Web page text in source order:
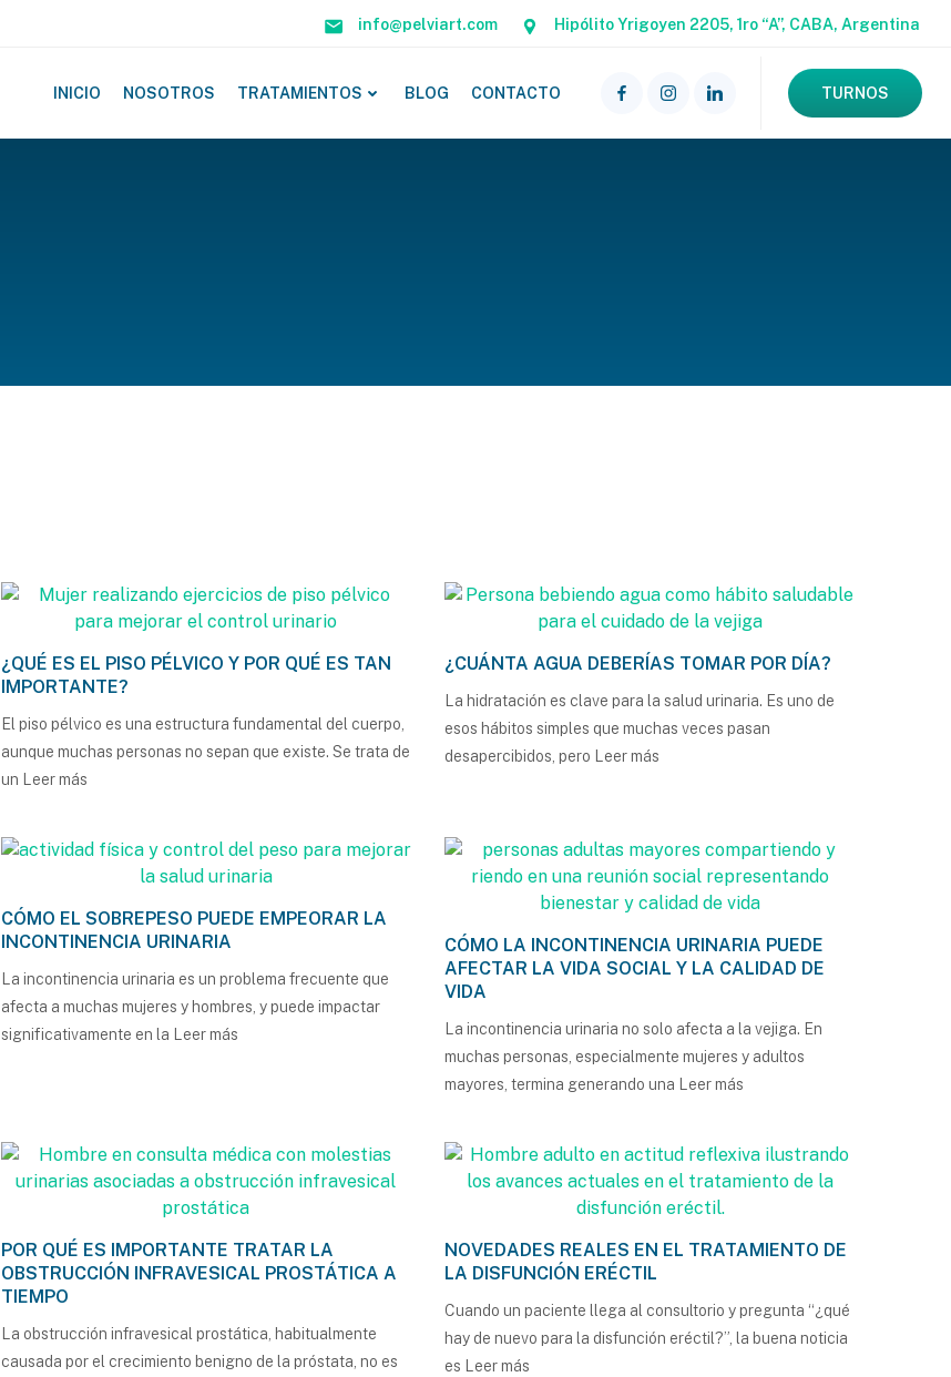
info@pelviart.com Hipólito Yrigoyen 2205, 1ro “A”, CABA, Argentina
INICIO NOSOTROS TRATAMIENTOS BLOG CONTACTO TURNOS
¿QUÉ ES EL PISO PÉLVICO Y POR QUÉ ES TAN
IMPORTANTE?
El piso pélvico es una estructura fundamental del cuerpo,
aunque muchas personas no sepan que existe. Se trata de
un Leer más
¿CUÁNTA AGUA DEBERÍAS TOMAR POR DÍA?
La hidratación es clave para la salud urinaria. Es uno de
esos hábitos simples que muchas veces pasan
desapercibidos, pero Leer más
CÓMO EL SOBREPESO PUEDE EMPEORAR LA
INCONTINENCIA URINARIA
La incontinencia urinaria es un problema frecuente que
afecta a muchas mujeres y hombres, y puede impactar
significativamente en la Leer más
CÓMO LA INCONTINENCIA URINARIA PUEDE
AFECTAR LA VIDA SOCIAL Y LA CALIDAD DE
VIDA
La incontinencia urinaria no solo afecta a la vejiga. En
muchas personas, especialmente mujeres y adultos
mayores, termina generando una Leer más
POR QUÉ ES IMPORTANTE TRATAR LA
OBSTRUCCIÓN INFRAVESICAL PROSTÁTICA A
TIEMPO
La obstrucción infravesical prostática, habitualmente
causada por el crecimiento benigno de la próstata, no es
NOVEDADES REALES EN EL TRATAMIENTO DE
LA DISFUNCIÓN ERÉCTIL
Cuando un paciente llega al consultorio y pregunta “¿qué
hay de nuevo para la disfunción eréctil?”, la buena noticia
es Leer más